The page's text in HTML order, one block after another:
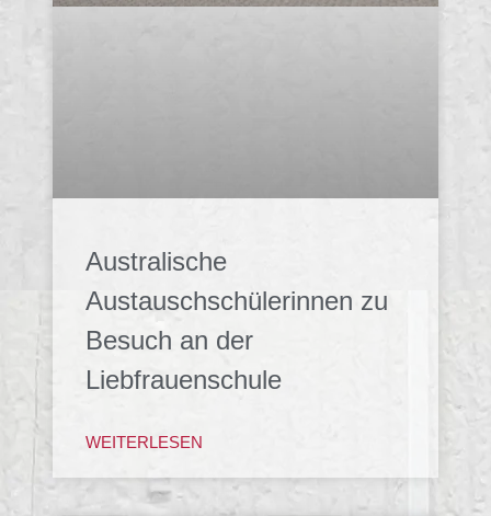
Australische
Austauschschülerinnen zu
Besuch an der
Liebfrauenschule
WEITERLESEN